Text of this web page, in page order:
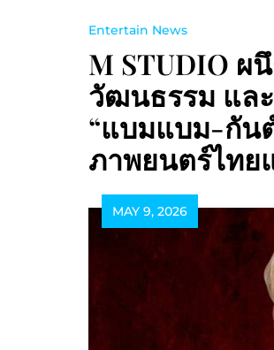
Entertain News
M STUDIO ผ
วัฒนธรรม แล
“แบมแบม-กัน
ภาพยนตร์ไทย
MAY 9, 2026